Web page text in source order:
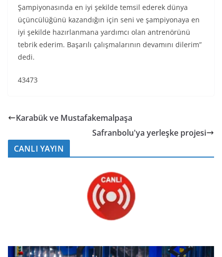
Şampiyonasında en iyi şekilde temsil ederek dünya
üçüncülüğünü kazandığın için seni ve şampiyonaya en
iyi şekilde hazırlanmana yardımcı olan antrenörünü
tebrik ederim. Başarılı çalışmalarının devamını dilerim”
dedi.
43473
Karabük ve Mustafakemalpaşa
Safranbolu'ya yerleşke projesi
CANLI YAYIN